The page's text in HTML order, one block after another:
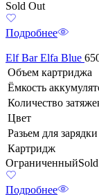
Sold Out
Подробнее
Elf Bar Elfa Blue
Объем картриджа
Ёмкость
Количество
Цвет
Разьем для зарядки
Картридж
Ограниченный
Подробнее